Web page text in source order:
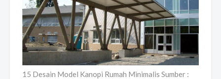
15 Desain Model Kanopi Rumah Minimalis Sumber :